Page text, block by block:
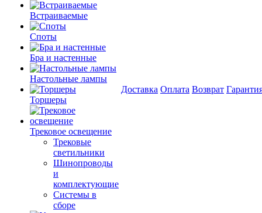
Встраиваемые
Споты
Бра и настенные
Настольные лампы
Торшеры
Трековое освещение
Трековые
светильники
Шинопроводы
и
комплектующие
Системы в
сборе
Доставка Оплата Возврат